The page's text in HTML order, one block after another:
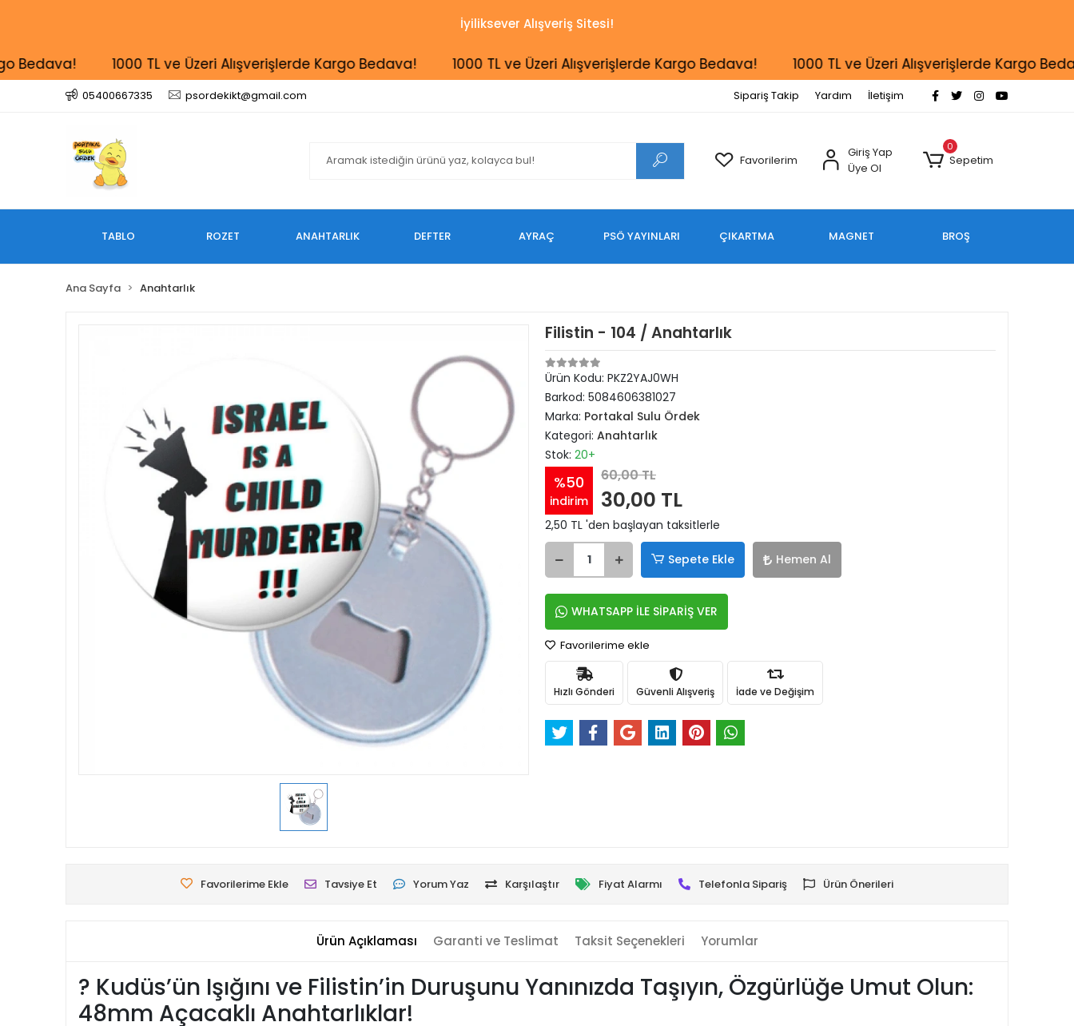
İyiliksever Alışveriş Sitesi!
1000 TL ve Üzeri Alışverişlerde Kargo Bedava! 1000 TL ve Üzeri Alışverişlerde Kargo Bedava! 1000 TL ve Üzeri Alışverişlerde Kargo Bedava!
05400667335 psordekikt@gmail.com Sipariş Takip Yardım İletişim
Favorilerim
Giriş Yap
Üye Ol
0
Sepetim
TABLO ROZET ANAHTARLIK DEFTER AYRAÇ PSÖ YAYINLARI ÇIKARTMA MAGNET BROŞ
Ana Sayfa Anahtarlık
Filistin - 104 / Anahtarlık
Ürün Kodu: PKZ2YAJ0WH
Barkod: 5084606381027
Marka: Portakal Sulu Ördek
Kategori: Anahtarlık
Stok: 20+
%50
indirim
60,00 TL
30,00 TL
2,50 TL 'den başlayan taksitlerle
Sepete Ekle Hemen Al
WHATSAPP İLE SİPARİŞ VER
Favorilerime ekle
Hızlı Gönderi Güvenli Alışveriş İade ve Değişim
Favorilerime Ekle Tavsiye Et Yorum Yaz Karşılaştır Fiyat Alarmı Telefonla Sipariş Ürün Önerileri
Ürün Açıklaması Garanti ve Teslimat Taksit Seçenekleri Yorumlar
? Kudüs’ün Işığını ve Filistin’in Duruşunu Yanınızda Taşıyın, Özgürlüğe Umut Olun:
48mm Açacaklı Anahtarlıklar!